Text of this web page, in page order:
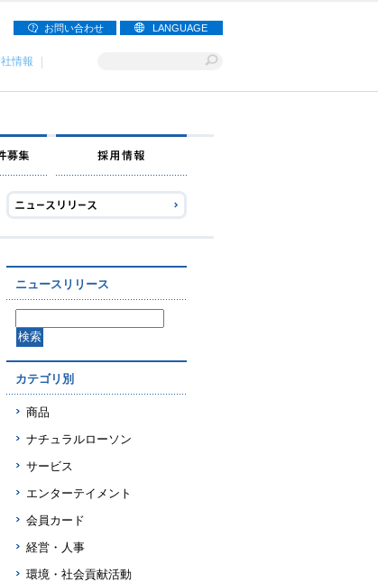
お問い合わせ LANGUAGE
情報
ニュースリリース
カテゴリ別
商品
ナチュラルローソン
サービス
エンターテイメント
会員カード
経営・人事
環境・社会貢献活動